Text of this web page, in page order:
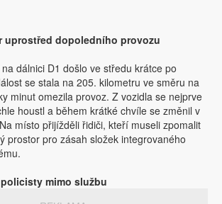
uprostřed dopoledního provozu
dálnici D1 došlo ve středu krátce po
se stala na 205. kilometru ve směru na
minut omezila provoz. Z vozidla se nejprve
houstl a během krátké chvíle se změnil v
místo přijížděli řidiči, kteří museli zpomalit
prostor pro zásah složek integrovaného
mimo službu